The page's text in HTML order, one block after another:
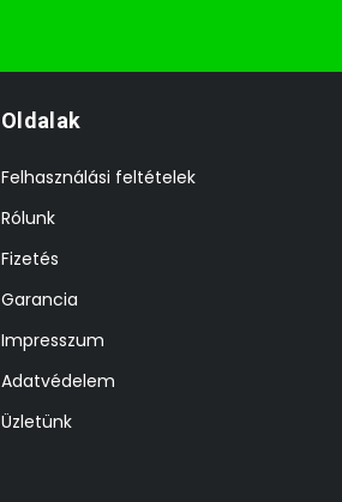
Oldalak
Felhasználási feltételek
Rólunk
Fizetés
Garancia
Impresszum
Adatvédelem
Üzletünk